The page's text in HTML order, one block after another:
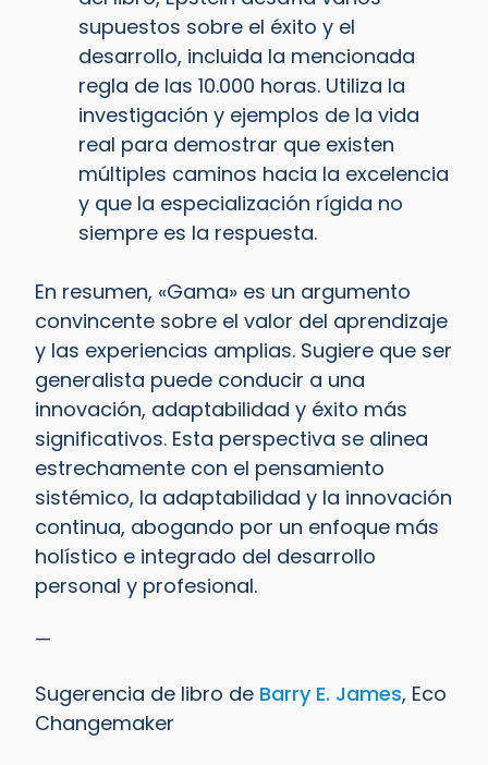
supuestos sobre el éxito y el
desarrollo, incluida la mencionada
regla de las 10.000 horas. Utiliza la
investigación y ejemplos de la vida
real para demostrar que existen
múltiples caminos hacia la excelencia
y que la especialización rígida no
siempre es la respuesta.
En resumen, «Gama» es un argumento
convincente sobre el valor del aprendizaje
y las experiencias amplias. Sugiere que ser
generalista puede conducir a una
innovación, adaptabilidad y éxito más
significativos. Esta perspectiva se alinea
estrechamente con el pensamiento
sistémico, la adaptabilidad y la innovación
continua, abogando por un enfoque más
holístico e integrado del desarrollo
personal y profesional.
—
Sugerencia de libro de Barry E. James, Eco
Changemaker